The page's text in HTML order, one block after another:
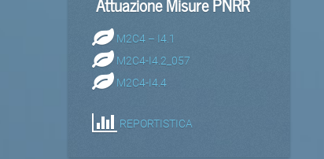
M2C4 – I4.1
M2C4-I4.2_057
M2C4-I4.4
REPORTISTICA